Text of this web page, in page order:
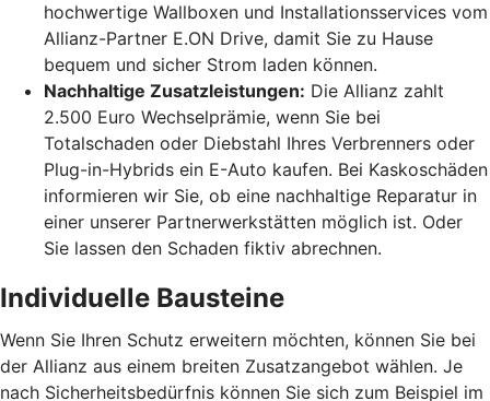
hochwertige Wallboxen und Installationsservices vom
Allianz-Partner E.ON Drive, damit Sie zu Hause
bequem und sicher Strom laden können.
Nachhaltige Zusatzleistungen: Die Allianz zahlt
2.500 Euro Wechselprämie, wenn Sie bei
Totalschaden oder Diebstahl Ihres Verbrenners oder
Plug-in-Hybrids ein E-Auto kaufen. Bei Kaskoschäden
informieren wir Sie, ob eine nachhaltige Reparatur in
einer unserer Partnerwerkstätten möglich ist. Oder
Sie lassen den Schaden fiktiv abrechnen.
Individuelle Bausteine
Wenn Sie Ihren Schutz erweitern möchten, können Sie bei
der Allianz aus einem breiten Zusatzangebot wählen. Je
nach Sicherheitsbedürfnis können Sie sich zum Beispiel im